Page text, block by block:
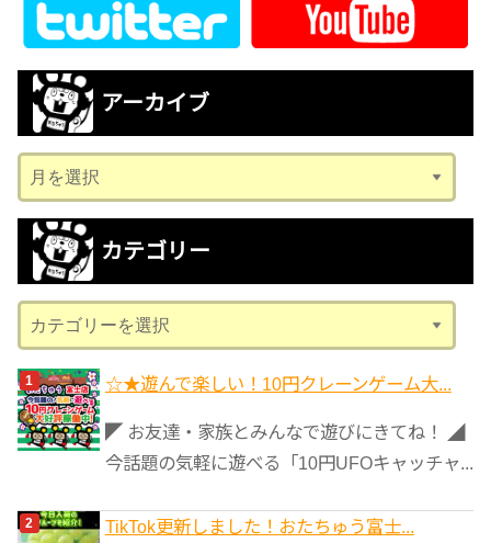
アーカイブ
ー
カ
ブ
カテゴリー
テ
ゴ
リ
ー
☆★遊んで楽しい！10円クレーンゲーム大...
◤ お友達・家族とみんなで遊びにきてね！ ◢
今話題の気軽に遊べる「10円UFOキャッチャ...
TikTok更新しました！おたちゅう富士...